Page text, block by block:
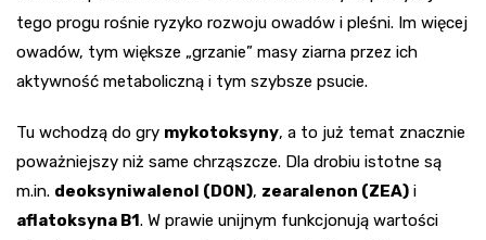
tego progu rośnie ryzyko rozwoju owadów i pleśni. Im więcej
owadów, tym większe „grzanie” masy ziarna przez ich
aktywność metaboliczną i tym szybsze psucie.
Tu wchodzą do gry mykotoksyny, a to już temat znacznie
poważniejszy niż same chrząszcze. Dla drobiu istotne są
m.in. deoksyniwalenol (DON), zearalenon (ZEA) i
aflatoksyna B1. W prawie unijnym funkcjonują wartości